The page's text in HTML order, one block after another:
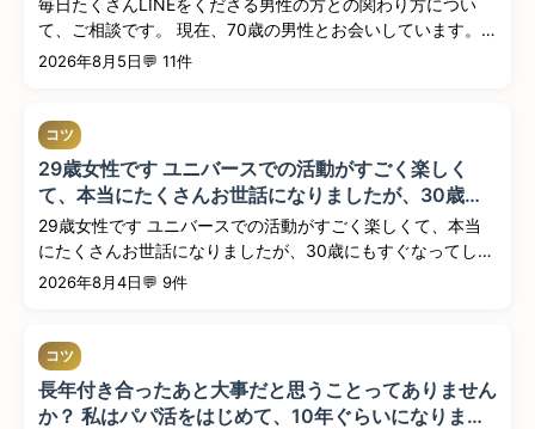
もとても素敵な方で、私自身も関係は続けていきたい
と思...
毎日たくさんLINEをくださる男性の方との関わり方につい
て、ご相談です。 現在、70歳の男性とお会いしています。
年...
2026年8月5日💬 11件
コツ
29歳女性です ユニバースでの活動がすごく楽しく
て、本当にたくさんお世話になりましたが、30歳に
もすぐなってしまうので、そうなるとオファーが来な
くなるのではないかと心配しています。やはり20代
前半にオ...
29歳女性です ユニバースでの活動がすごく楽しくて、本当
にたくさんお世話になりましたが、30歳にもすぐなってしま
うので...
2026年8月4日💬 9件
コツ
長年付き合ったあと大事だと思うことってありません
か？ 私はパパ活をはじめて、10年ぐらいになりまし